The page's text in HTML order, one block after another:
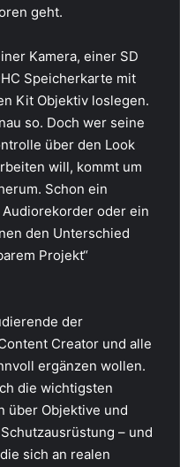
geht.
Kamera, einer SD
Speicherkarte mit
Kit Objektiv loslegen.
so. Doch wer seine
über den Look
will, kommt um
Schon ein
oder ein
den Unterschied
Projekt“
der
Creator und alle
ergänzen wollen.
die wichtigsten
über Objektive und
– und
sich an realen